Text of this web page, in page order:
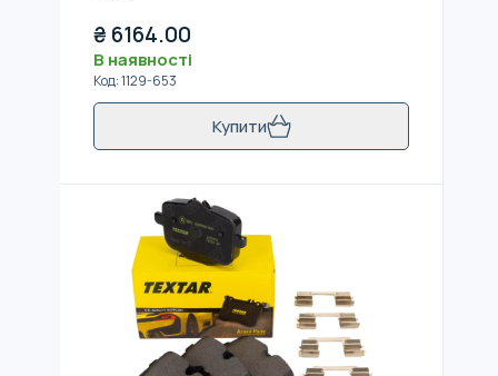
₴ 6164.00
В наявності
Код:1129-653
Купити